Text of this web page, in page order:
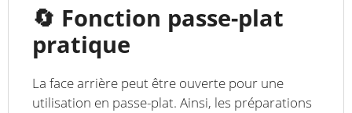
🔄 Fonction passe-plat
pratique
La face arrière peut être ouverte pour une
utilisation en passe-plat. Ainsi, les préparations